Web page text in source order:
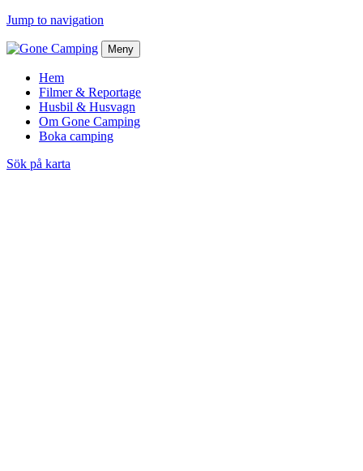
Jump to navigation
Meny
Hem
Filmer & Reportage
Husbil & Husvagn
Om Gone Camping
Boka camping
Sök på karta